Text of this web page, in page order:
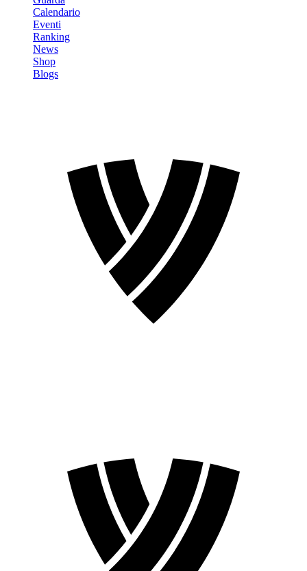
Calendario
Eventi
Ranking
News
Shop
Blogs